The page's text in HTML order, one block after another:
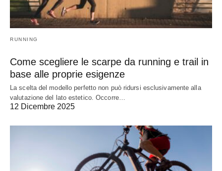
RUNNING
Come scegliere le scarpe da running e trail in
base alle proprie esigenze
La scelta del modello perfetto non può ridursi esclusivamente alla
valutazione del lato estetico. Occorre…
12 Dicembre 2025